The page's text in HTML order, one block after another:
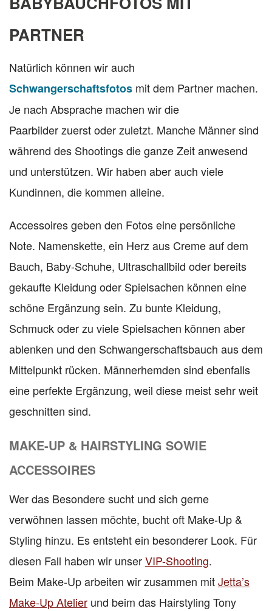
PARTNER
Natürlich können wir auch
Schwangerschaftsfotos mit dem Partner machen.
Je nach Absprache machen wir die
Paarbilder zuerst oder zuletzt. Manche Männer sind
während des Shootings die ganze Zeit anwesend
und unterstützen. Wir haben aber auch viele
Kundinnen, die kommen alleine.
Accessoires geben den Fotos eine persönliche
Note. Namenskette, ein Herz aus Creme auf dem
Bauch, Baby-Schuhe, Ultraschallbild oder bereits
gekaufte Kleidung oder Spielsachen können eine
schöne Ergänzung sein. Zu bunte Kleidung,
Schmuck oder zu viele Spielsachen können aber
ablenken und den Schwangerschaftsbauch aus dem
Mittelpunkt rücken. Männerhemden sind ebenfalls
eine perfekte Ergänzung, weil diese meist sehr weit
geschnitten sind.
MAKE-UP & HAIRSTYLING SOWIE
ACCESSOIRES
Wer das Besondere sucht und sich gerne
verwöhnen lassen möchte, bucht oft Make-Up &
Styling hinzu. Es entsteht ein besonderer Look. Für
diesen Fall haben wir unserVIP-Shooting.
Beim Make-Up arbeiten wir zusammen mitJetta’s
Make-Up Atelier und beim das Hairstyling Tony